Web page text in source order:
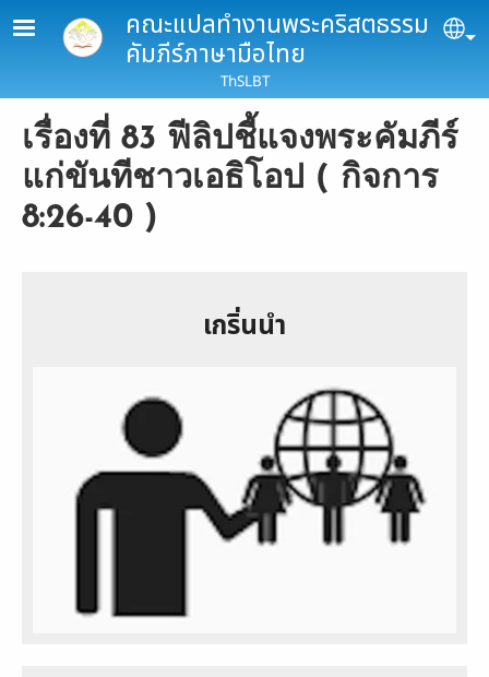
Skip to main contentคณะแปลทำงานพระคริสตธรรม
คัมภีร์ภาษามือไทย
ThSLBT
เรื่องที่ 83 ฟีลิปชี้แจงพระคัมภีร์
แก่ขันทีชาวเอธิโอป ( กิจการ
8:26-40 )
เกริ่นนำ